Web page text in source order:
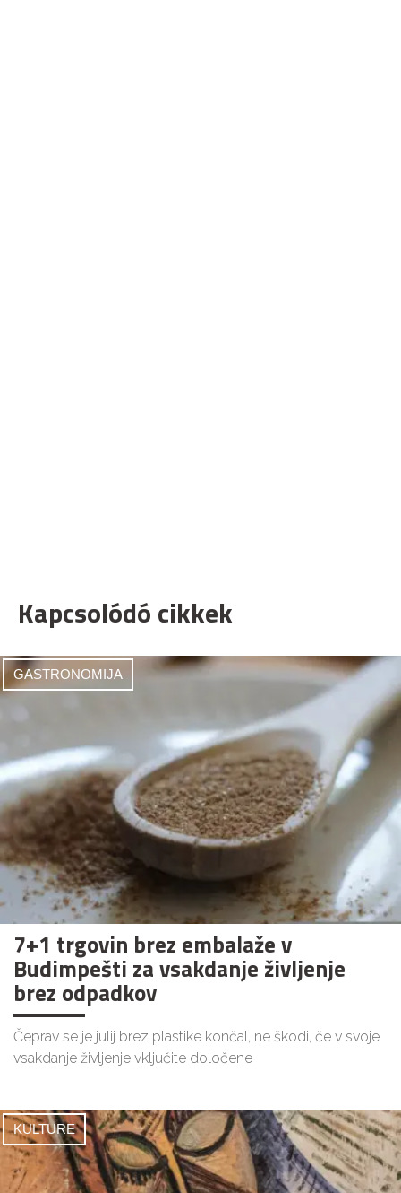
Kapcsolódó cikkek
GASTRONOMIJA
7+1 trgovin brez embalaže v
Budimpešti za vsakdanje življenje
brez odpadkov
Čeprav se je julij brez plastike končal, ne škodi, če v svoje
vsakdanje življenje vključite določene
KULTURE